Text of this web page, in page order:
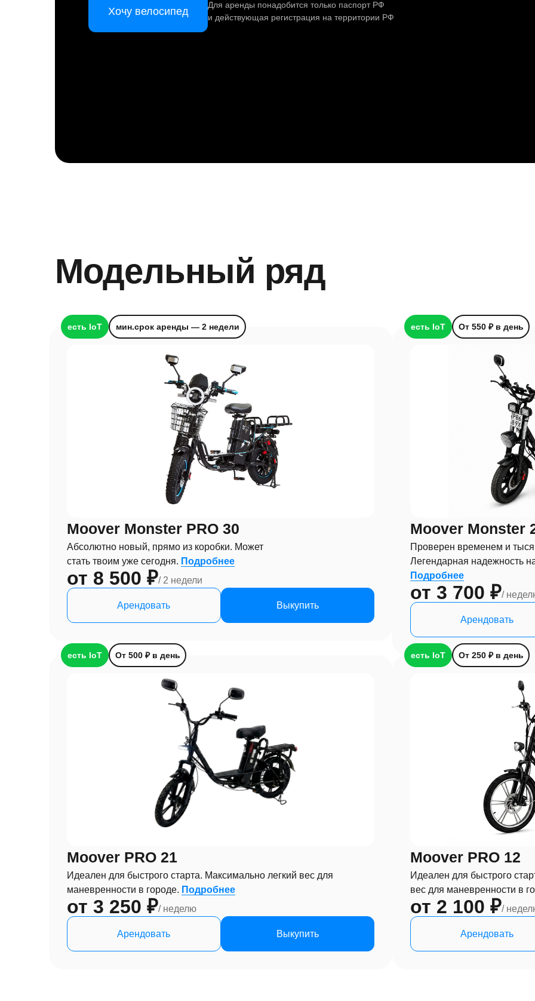
Хочу велосипед
Для аренды понадобится только паспорт РФ
и действующая регистрация на территории РФ
Moover Monster PRO 30
Абсолютно новый, прямо из коробки. Может
стать твоим уже сегодня. Подробнее
от 8 500 ₽/ 2 недели
Арендовать Выкупить
есть IoT мин.срок аренды — 2 недели
Moover Monster
Проверен временем и
Легендарная надежность
Подробнее
от 3 700 ₽/
Арендовать
есть IoT От 550 ₽ в день
Moover PRO 21
Идеален для быстрого старта. Максимально легкий вес для
маневренности в городе. Подробнее
от 3 250 ₽/ неделю
Арендовать Выкупить
есть IoT От 500 ₽ в день
Moover PRO 12
Идеален для быстрого
вес для маневренности в
от 2 100 ₽/
Арендовать
есть IoT От 250 ₽ в день
Модельный ряд